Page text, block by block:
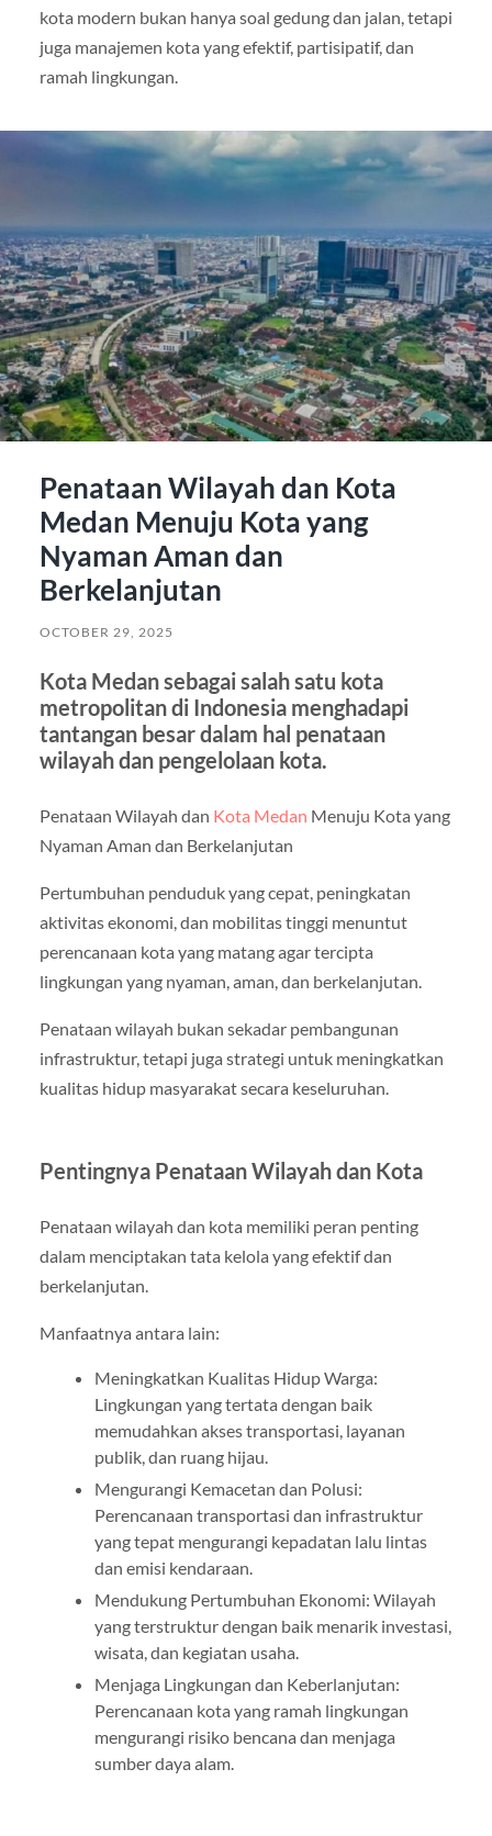
kota modern bukan hanya soal gedung dan jalan, tetapi
juga manajemen kota yang efektif, partisipatif, dan
ramah lingkungan.
Penataan Wilayah dan Kota
Medan Menuju Kota yang
Nyaman Aman dan
Berkelanjutan
OCTOBER 29, 2025
Kota Medan sebagai salah satu kota
metropolitan di Indonesia menghadapi
tantangan besar dalam hal penataan
wilayah dan pengelolaan kota.
Penataan Wilayah dan Kota Medan Menuju Kota yang
Nyaman Aman dan Berkelanjutan
Pertumbuhan penduduk yang cepat, peningkatan
aktivitas ekonomi, dan mobilitas tinggi menuntut
perencanaan kota yang matang agar tercipta
lingkungan yang nyaman, aman, dan berkelanjutan.
Penataan wilayah bukan sekadar pembangunan
infrastruktur, tetapi juga strategi untuk meningkatkan
kualitas hidup masyarakat secara keseluruhan.
Pentingnya Penataan Wilayah dan Kota
Penataan wilayah dan kota memiliki peran penting
dalam menciptakan tata kelola yang efektif dan
berkelanjutan.
Manfaatnya antara lain:
Meningkatkan Kualitas Hidup Warga:
Lingkungan yang tertata dengan baik
memudahkan akses transportasi, layanan
publik, dan ruang hijau.
Mengurangi Kemacetan dan Polusi:
Perencanaan transportasi dan infrastruktur
yang tepat mengurangi kepadatan lalu lintas
dan emisi kendaraan.
Mendukung Pertumbuhan Ekonomi: Wilayah
yang terstruktur dengan baik menarik investasi,
wisata, dan kegiatan usaha.
Menjaga Lingkungan dan Keberlanjutan:
Perencanaan kota yang ramah lingkungan
mengurangi risiko bencana dan menjaga
sumber daya alam.